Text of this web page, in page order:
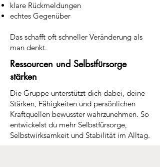
klare Rückmeldungen
echtes Gegenüber
Das schafft oft schneller Veränderung als
man denkt.
Ressourcen und Selbstfürsorge
stärken
Die Gruppe unterstützt dich dabei, deine
Stärken, Fähigkeiten und persönlichen
Kraftquellen bewusster wahrzunehmen. So
entwickelst du mehr Selbstfürsorge,
Selbstwirksamkeit und Stabilität im Alltag.